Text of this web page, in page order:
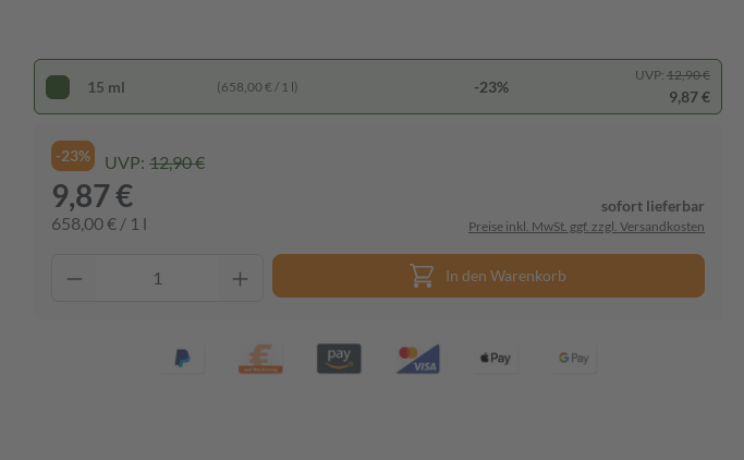
15 ml (658,00 € / 1 l) -23%
UVP: 12,90 €
9,87 €
-23% UVP: 12,90 €
9,87 €
658,00 € / 1 l
sofort lieferbar
Preise inkl. MwSt. ggf. zzgl. Versandkosten
In den Warenkorb